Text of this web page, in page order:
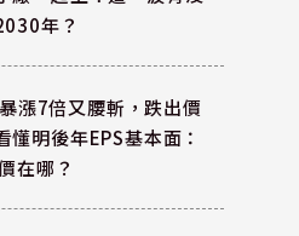
年？
漲7倍又腰斬，跌出價
明後年EPS基本面：
在哪？